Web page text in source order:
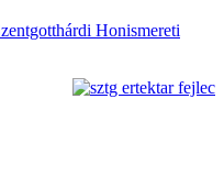
Honismereti